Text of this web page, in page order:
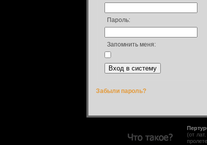
Пароль:
Запомнить меня:
Забыли пароль?
(от